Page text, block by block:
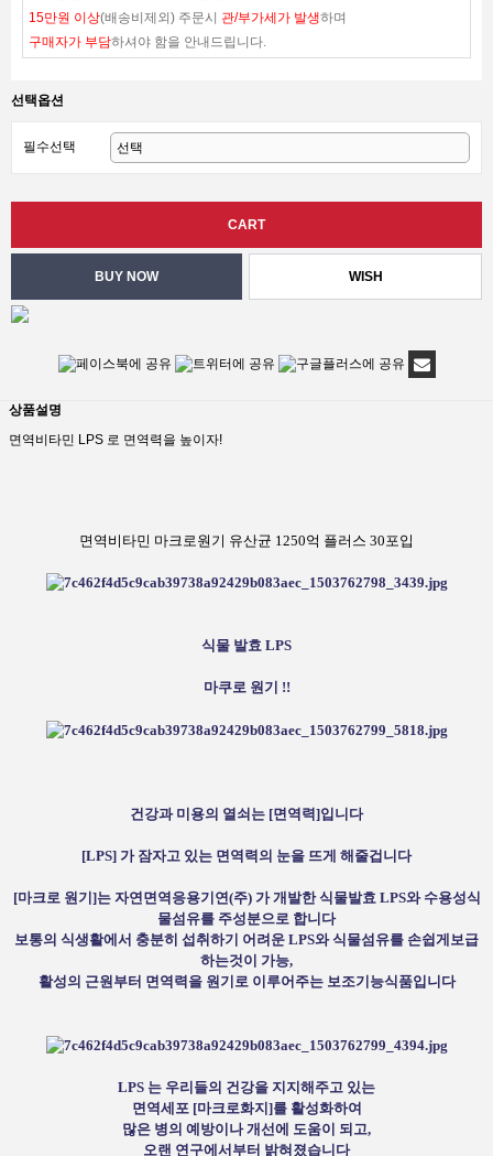
15만원 이상(배송비제외) 주문시 관/부가세가 발생하며
구매자가 부담하셔야 함을 안내드립니다.
선택옵션
필수선택
WISH
상품설명
면역비타민 LPS 로 면역력을 높이자!
면역비타민 마크로원기 유산균 1250억 플러스 30포입
식물 발효 LPS
마쿠로 원기 !!
건강과 미용의 열쇠는 [면역력]입니다
[LPS] 가 잠자고 있는 면역력의 눈을 뜨게 해줄겁니다
[마크로 원기]는 자연면역응용기연(주) 가 개발한 식물발효 LPS와 수용성식
물섬유를 주성분으로 합니다
보통의 식생활에서 충분히 섭취하기 어려운 LPS와 식물섬유를 손쉽게보급
하는것이 가능,
활성의 근원부터 면역력을 원기로 이루어주는 보조기능식품입니다
LPS 는 우리들의 건강을 지지해주고 있는
면역세포 [마크로화지]를 활성화하여
많은 병의 예방이나 개선에 도움이 되고,
오랜 연구에서부터 밝혀졌습니다